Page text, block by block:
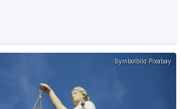
Symbolbild Pixabay